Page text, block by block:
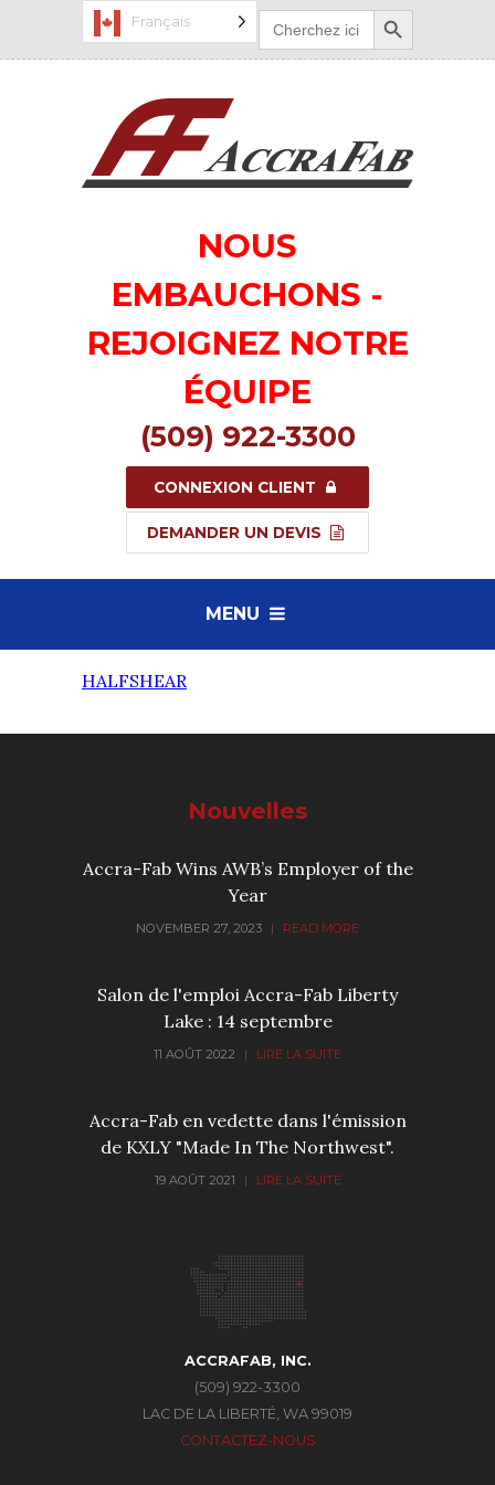
Recherchez Bouton de recherche
Français
NOUS
EMBAUCHONS -
REJOIGNEZ NOTRE
ÉQUIPE
(509) 922-3300
CONNEXION CLIENT
DEMANDER UN DEVIS
MENU
HALFSHEAR
Nouvelles
Accra-Fab Wins AWB’s Employer of the
Year
NOVEMBER 27, 2023 | READ MORE
Salon de l'emploi Accra-Fab Liberty
Lake : 14 septembre
11 AOÛT 2022 | LIRE LA SUITE
Accra-Fab en vedette dans l'émission
de KXLY "Made In The Northwest".
19 AOÛT 2021 | LIRE LA SUITE
ACCRAFAB, INC.
(509) 922-3300
LAC DE LA LIBERTÉ, WA 99019
CONTACTEZ-NOUS